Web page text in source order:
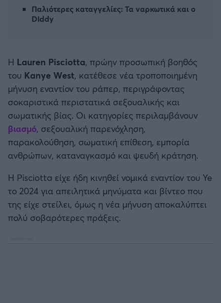
Ηρακλής
Ρεάλ Μαδρίτης
Ατλέτικο Μαδρίτης
Μάντσεστερ Γιουνάιτεντ
Μάντσεστερ Σίτι
Τσέλσι
Άρσεναλ
Παλιότερες καταγγελίες: Τα ναρκωτικά και ο
Diddy
Η Lauren Pisciotta, πρώην προσωπική βοηθός
του Kanye West, κατέθεσε νέα τροποποιημένη
μήνυση εναντίον του ράπερ, περιγράφοντας
σοκαριστικά περιστατικά σεξουαλικής και
σωματικής βίας. Οι κατηγορίες περιλαμβάνουν
βιασμό, σεξουαλική παρενόχληση,
παρακολούθηση, σωματική επίθεση, εμπορία
ανθρώπων, καταναγκασμό και ψευδή κράτηση.
Η Pisciotta είχε ήδη κινηθεί νομικά εναντίον του Ye
το 2024 για απειλητικά μηνύματα και βίντεο που
της είχε στείλει, όμως η νέα μήνυση αποκαλύπτει
πολύ σοβαρότερες πράξεις.